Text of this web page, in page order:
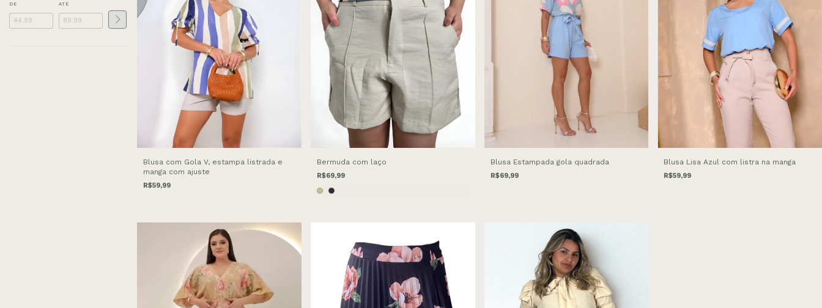
DE ATÉ
Blusa com Gola V, estampa listrada e
manga com ajuste
R$59,99
Bermuda com laço
R$69,99
Blusa Estampada gola quadrada
R$69,99
Blusa Lisa Azul com listra na manga
R$59,99